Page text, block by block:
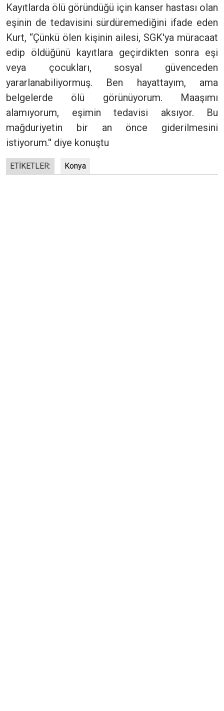
Kayıtlarda ölü göründüğü için kanser hastası olan
eşinin de tedavisini sürdüremediğini ifade eden
Kurt, “Çünkü ölen kişinin ailesi, SGK'ya müracaat
edip öldüğünü kayıtlara geçirdikten sonra eşi
veya çocukları, sosyal güvenceden
yararlanabiliyormuş. Ben hayattayım, ama
belgelerde ölü görünüyorum. Maaşımı
alamıyorum, eşimin tedavisi aksıyor. Bu
mağduriyetin bir an önce giderilmesini
istiyorum.'' diye konuştu
ETİKETLER: Konya